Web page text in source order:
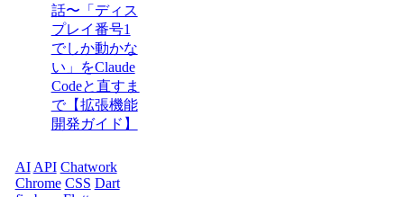
話〜「ディス
プレイ番号1
でしか動かな
い」をClaude
Codeと直すま
で【拡張機能
開発ガイド】
AIAPI Chatwork
Chrome CSS Dart